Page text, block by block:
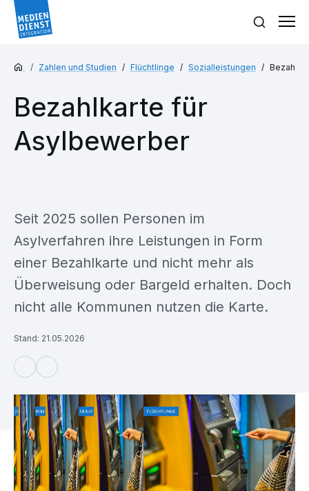
Zahlen und Studien Flüchtlinge Sozialleistungen
Bezahlkarte für
Asylbewerber
Seit 2025 sollen Personen im
Asylverfahren ihre Leistungen in Form
einer Bezahlkarte und nicht mehr als
Überweisung oder Bargeld erhalten. Doch
nicht alle Kommunen nutzen die Karte.
Stand: 21.05.2026